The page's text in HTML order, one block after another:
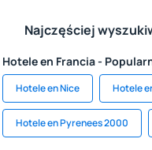
Najczęściej
Hotele en Francia -
Hotele en Nice Hotele
Hotele en Pyrenees 2000